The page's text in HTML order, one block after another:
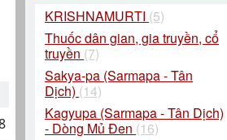
KRISHNAMURTI (5)
Thuốc dân gian, gia truyền, cổ
truyền (7)
Sakya-pa (Sarmapa - Tân
Dịch) (14)
Kagyupa (Sarmapa - Tân Dịch)
- Dòng Mủ Đen (16)